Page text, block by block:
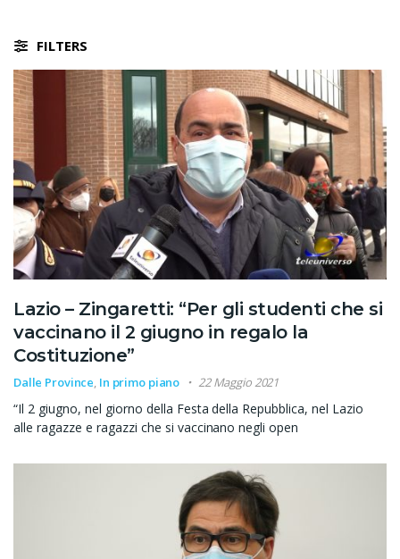
FILTERS
Lazio – Zingaretti: “Per gli studenti che si
vaccinano il 2 giugno in regalo la
Costituzione”
Dalle Province, In primo piano 22 Maggio 2021
“Il 2 giugno, nel giorno della Festa della Repubblica, nel Lazio
alle ragazze e ragazzi che si vaccinano negli open